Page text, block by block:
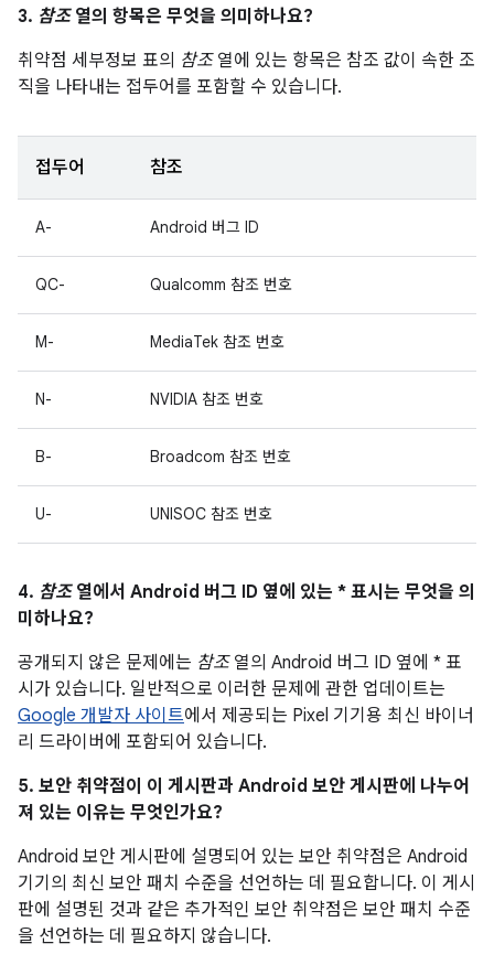
3. 참조열의 항목은 무엇을 의미하나요?
취약점 세부정보 표의 참조열에 있는 항목은 참조 값이 속한 조
직을 나타내는 접두어를 포함할 수 있습니다.
접두어 참조
A- Android 버그 ID
QC- Qualcomm 참조 번호
M- MediaTek 참조 번호
N- NVIDIA 참조 번호
B- Broadcom 참조 번호
U- UNISOC 참조 번호
4. 참조열에서 Android 버그 ID 옆에 있는 * 표시는 무엇을 의
미하나요?
공개되지 않은 문제에는 참조열의 Android 버그 ID 옆에 * 표
시가 있습니다. 일반적으로 이러한 문제에 관한 업데이트는
Google 개발자 사이트에서 제공되는 Pixel 기기용 최신 바이너
리 드라이버에 포함되어 있습니다.
5. 보안 취약점이 이 게시판과 Android 보안 게시판에 나누어
져 있는 이유는 무엇인가요?
Android 보안 게시판에 설명되어 있는 보안 취약점은 Android
기기의 최신 보안 패치 수준을 선언하는 데 필요합니다. 이 게시
판에 설명된 것과 같은 추가적인 보안 취약점은 보안 패치 수준
을 선언하는 데 필요하지 않습니다.